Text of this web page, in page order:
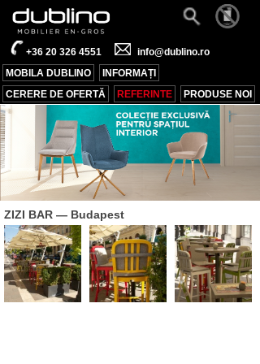
+36 20 326 4551
info@dublino.ro
MOBILA DUBLINO
INFORMAȚI
CERERE DE OFERTĂ
REFERINTE PRODUSE NOI
ZIZI BAR — Budapest